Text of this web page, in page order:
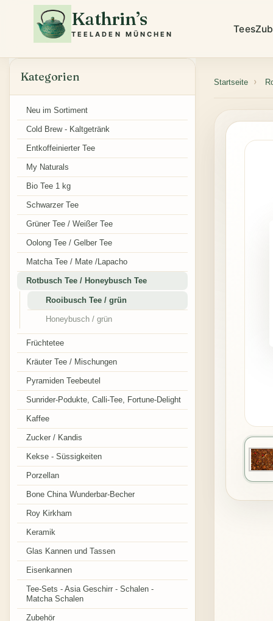
Kathrin’s
TEELADEN MÜNCHEN Tees
Startseite
Kategorien
Neu im Sortiment
Cold Brew - Kaltgetränk
Entkoffeinierter Tee
My Naturals
Bio Tee 1 kg
Schwarzer Tee
Grüner Tee / Weißer Tee
Oolong Tee / Gelber Tee
Matcha Tee / Mate /Lapacho
Rotbusch Tee / Honeybusch Tee
Rooibusch Tee / grün
Honeybusch / grün
Früchtetee
Kräuter Tee / Mischungen
Pyramiden Teebeutel
Sunrider-Podukte, Calli-Tee, Fortune-Delight
Kaffee
Zucker / Kandis
Kekse - Süssigkeiten
Porzellan
Bone China Wunderbar-Becher
Roy Kirkham
Keramik
Glas Kannen und Tassen
Eisenkannen
Tee-Sets - Asia Geschirr - Schalen -
Matcha Schalen
Zubehör